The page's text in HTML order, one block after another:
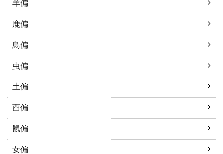
羊偏
鹿偏
鳥偏
虫偏
土偏
酉偏
鼠偏
女偏